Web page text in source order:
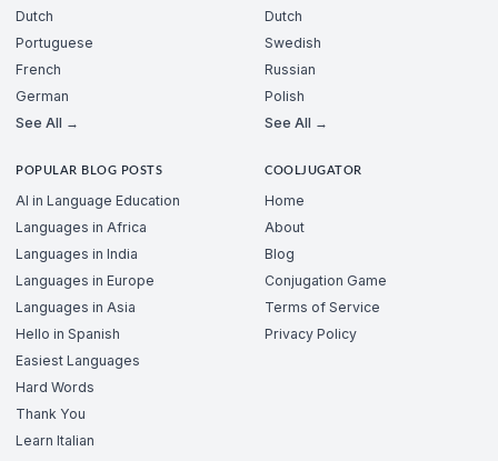
Dutch
Portuguese
French
German
See All →
Dutch
Swedish
Russian
Polish
See All →
POPULAR BLOG POSTS
AI in Language Education
Languages in Africa
Languages in India
Languages in Europe
Languages in Asia
Hello in Spanish
Easiest Languages
Hard Words
Thank You
Learn Italian
COOLJUGATOR
Home
About
Blog
Conjugation Game
Terms of Service
Privacy Policy